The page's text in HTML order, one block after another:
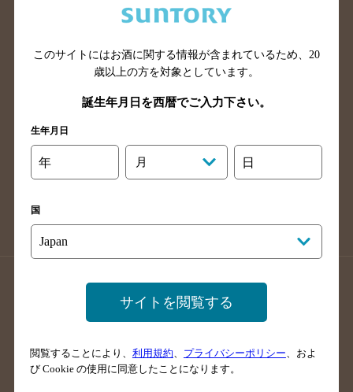
滋賀県のバー検索
和歌山県のバー検索
山口県のバー検索
鳥取県のバー検索
島根県のバー検索
徳島県のバー検索
香川県のバー検索
愛媛県のバー検索
高知県のバー検索
長崎県のバー検索
佐賀県のバー検索
大分県のバー検索
熊本県のバー検索
沖縄県のバー検索
店舗登録方法のご案内
店舗情報更新方法のご案内
掲載店舗様ログイン
ご意見・ご感想
このサイトにはお酒に関する情報が含まれているため、 20
歳以上の方を対象としています。
誕生年月日を西暦でご入力下さい。
生年月日
年 月 日
国
サイトを閲覧する
閲覧することにより、 利用規約 プライバシーポリシー 、およ
び Cookie の使用に同意したことになります。